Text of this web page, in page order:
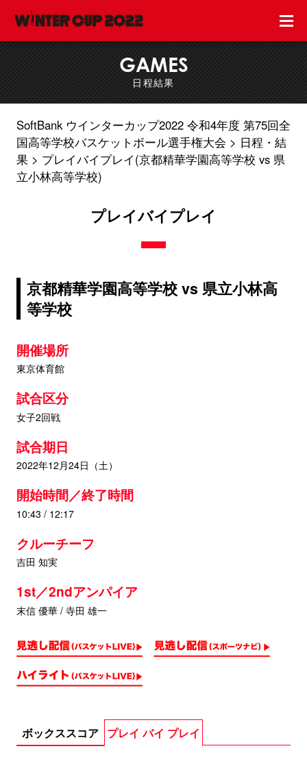
GAMES
日程結果
SoftBank ウインターカップ2022 令和4年度 第75回全
国高等学校バスケットボール選手権大会
日程・結
果
プレイバイプレイ(京都精華学園高等学校 vs 県
立小林高等学校)
プレイバイプレイ
京都精華学園高等学校 vs 県立小林高
等学校
開催場所
東京体育館
試合区分
女子2回戦
試合期日
2022年12月24日（土）
開始時間／終了時間
10:43 / 12:17
クルーチーフ
吉田 知実
1st／2ndアンパイア
末信 優華 / 寺田 雄一
ボックススコア プレイ バイ プレイ